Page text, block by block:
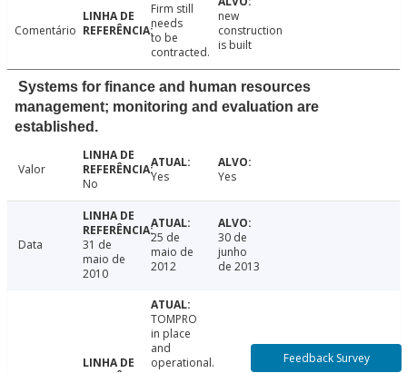
Comentário
Firm still
needs
to be
contracted.
new
construction
is built
Systems for finance and human resources
management; monitoring and evaluation are
established.
Valor
No
Yes Yes
Data
31 de
maio de
2010
25 de
maio de
2012
30 de
junho
de 2013
TOMPRO
in place
and
operational.
Feedback Survey